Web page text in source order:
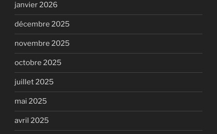
janvier 2026
décembre 2025
novembre 2025
octobre 2025
juillet 2025
mai 2025
avril 2025